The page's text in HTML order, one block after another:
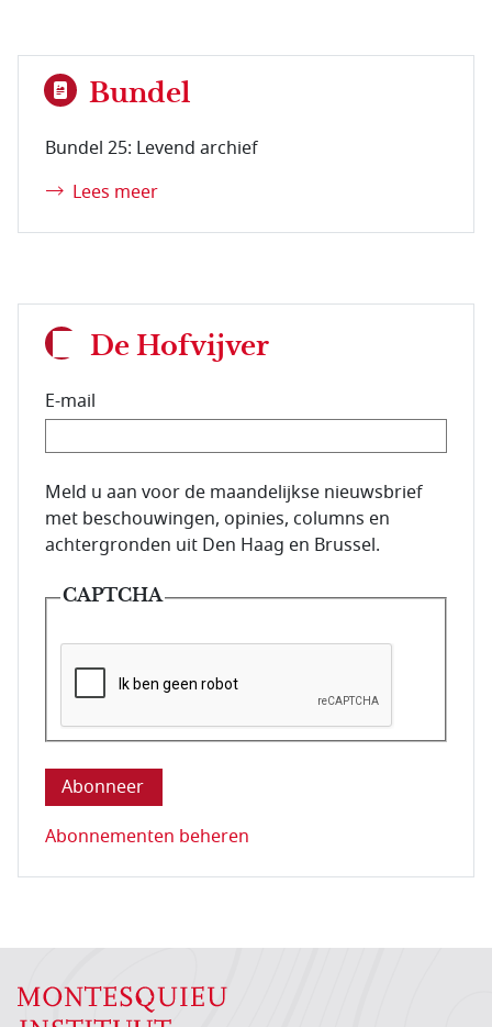
Bundel
Bundel 25: Levend archief
Lees meer
De Hofvijver
E-mail
E-mailadres van de abonnee.
Meld u aan voor de maandelijkse nieuwsbrief
met beschouwingen, opinies, columns en
achtergronden uit Den Haag en Brussel.
CAPTCHA
Deze vraag is om te controleren dat u een mens
Abonnementen beheren